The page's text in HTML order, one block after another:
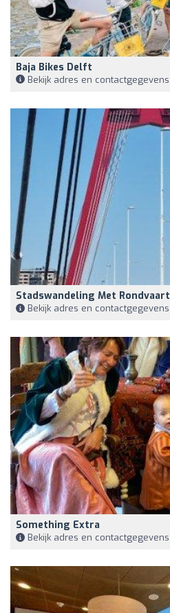
Baja Bikes Delft
Bekijk adres en contactgegevens
Stadswandeling Met Rondvaart
Bekijk adres en contactgegevens
Something Extra
Bekijk adres en contactgegevens